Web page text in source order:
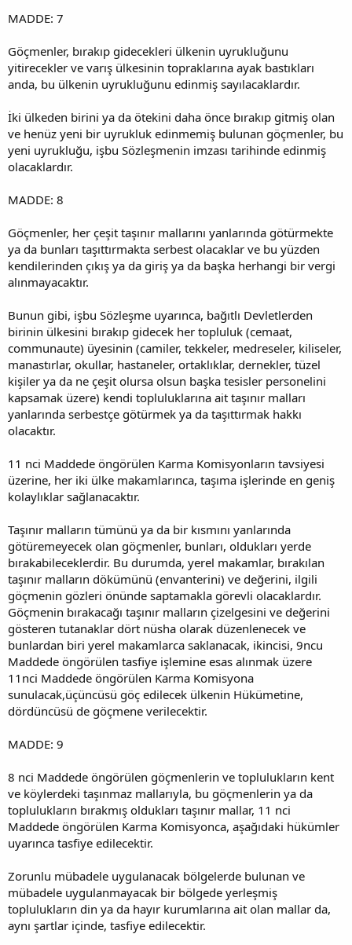
MADDE: 7
Göçmenler, bırakıp gidecekleri ülkenin uyrukluğunu
yitirecekler ve varış ülkesinin topraklarına ayak bastıkları
anda, bu ülkenin uyrukluğunu edinmiş sayılacaklardır.
İki ülkeden birini ya da ötekini daha önce bırakıp gitmiş olan
ve henüz yeni bir uyrukluk edinmemiş bulunan göçmenler, bu
yeni uyrukluğu, işbu Sözleşmenin imzası tarihinde edinmiş
olacaklardır.
MADDE: 8
Göçmenler, her çeşit taşınır mallarını yanlarında götürmekte
ya da bunları taşıttırmakta serbest olacaklar ve bu yüzden
kendilerinden çıkış ya da giriş ya da başka herhangi bir vergi
alınmayacaktır.
Bunun gibi, işbu Sözleşme uyarınca, bağıtlı Devletlerden
birinin ülkesini bırakıp gidecek her topluluk (cemaat,
communaute) üyesinin (camiler, tekkeler, medreseler, kiliseler,
manastırlar, okullar, hastaneler, ortaklıklar, dernekler, tüzel
kişiler ya da ne çeşit olursa olsun başka tesisler personelini
kapsamak üzere) kendi topluluklarına ait taşınır malları
yanlarında serbestçe götürmek ya da taşıttırmak hakkı
olacaktır.
11 nci Maddede öngörülen Karma Komisyonların tavsiyesi
üzerine, her iki ülke makamlarınca, taşıma işlerinde en geniş
kolaylıklar sağlanacaktır.
Taşınır malların tümünü ya da bir kısmını yanlarında
götüremeyecek olan göçmenler, bunları, oldukları yerde
bırakabileceklerdir. Bu durumda, yerel makamlar, bırakılan
taşınır malların dökümünü (envanterini) ve değerini, ilgili
göçmenin gözleri önünde saptamakla görevli olacaklardır.
Göçmenin bırakacağı taşınır malların çizelgesini ve değerini
gösteren tutanaklar dört nüsha olarak düzenlenecek ve
bunlardan biri yerel makamlarca saklanacak, ikincisi, 9ncu
Maddede öngörülen tasfiye işlemine esas alınmak üzere
11nci Maddede öngörülen Karma Komisyona
sunulacak,üçüncüsü göç edilecek ülkenin Hükümetine,
dördüncüsü de göçmene verilecektir.
MADDE: 9
8 nci Maddede öngörülen göçmenlerin ve toplulukların kent
ve köylerdeki taşınmaz mallarıyla, bu göçmenlerin ya da
toplulukların bırakmış oldukları taşınır mallar, 11 nci
Maddede öngörülen Karma Komisyonca, aşağıdaki hükümler
uyarınca tasfiye edilecektir.
Zorunlu mübadele uygulanacak bölgelerde bulunan ve
mübadele uygulanmayacak bir bölgede yerleşmiş
toplulukların din ya da hayır kurumlarına ait olan mallar da,
aynı şartlar içinde, tasfiye edilecektir.